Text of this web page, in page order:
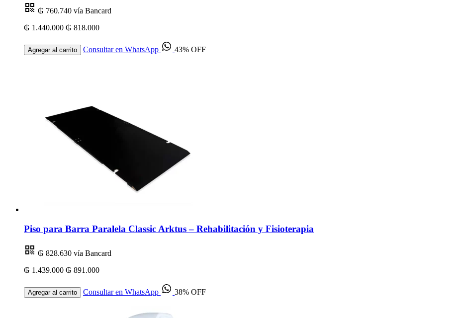
₲ 760.740 vía Bancard
₲ 1.440.000 ₲ 818.000
Agregar al carrito Consultar en WhatsApp 43% OFF
Piso para Barra Paralela Classic Arktus – Rehabilitación y Fisioterapia
₲ 828.630 vía Bancard
₲ 1.439.000 ₲ 891.000
Agregar al carrito Consultar en WhatsApp 38% OFF